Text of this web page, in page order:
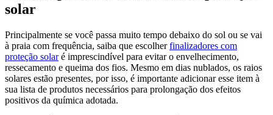
solar
Principalmente se você passa muito tempo debaixo do sol ou se vai
à praia com frequência, saiba que escolherfinalizadores com
proteção solaré imprescindível para evitar o envelhecimento,
ressecamento e queima dos fios. Mesmo em dias nublados, os raios
solares estão presentes, por isso, é importante adicionar esse item à
sua lista de produtos necessários para prolongação dos efeitos
positivos da química adotada.